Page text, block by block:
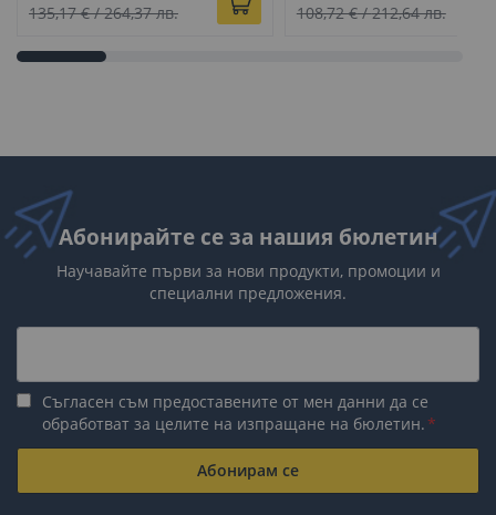
135,17 €/264,37 лв.
108,72 €/212,64 лв.
Абонирайте се за нашия бюлетин
Научавайте първи за нови продукти, промоции и
специални предложения.
Съгласен съм предоставените от мен данни да се
обработват за целите на изпращане на бюлетин.
Абонирам се